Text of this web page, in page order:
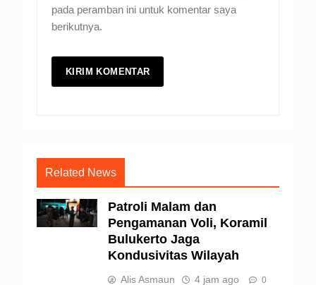
pada peramban ini untuk komentar saya
berikutnya.
Related News
Patroli Malam dan
Pengamanan Voli, Koramil
Bulukerto Jaga
Kondusivitas Wilayah
Alis Asmaun 4 jam ago 0